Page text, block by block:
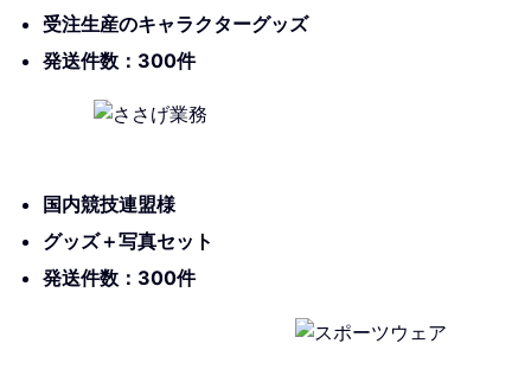
受注生産のキャラクターグッズ
発送件数：300件
国内競技連盟様
グッズ＋写真セット
発送件数：300件